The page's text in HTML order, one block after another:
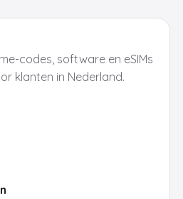
codes, software en eSIMs
klanten in Nederland.